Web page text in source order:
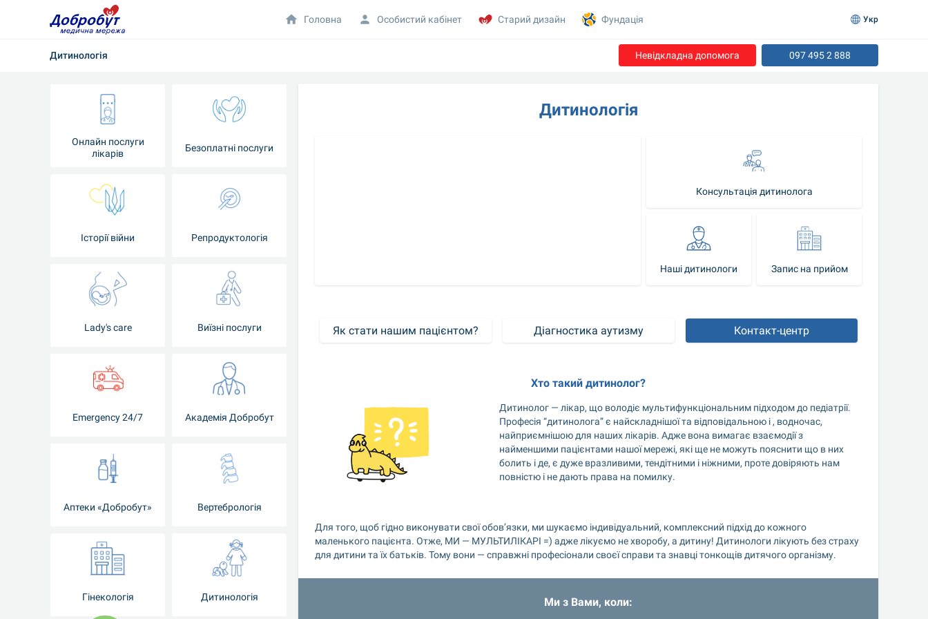
Дитинологія Невідкладна допомога 097 495 2 888
Онлайн послуги
лікарів
Безоплатні послуги
Історії війни Репродуктологія
Lady's care Виїзні послуги
Emergency 24/7 Академія Добробут
Аптеки «Добробут» Вертебрологія
Гінекологія Дитинологія
Дитинологія
Консультація дитинолога
Наші дитинологи Запис на прийом
Як стати нашим пацієнтом? Діагностика аутизму Контакт-центр
Хто такий дитинолог?
Дитинолог — лікар, що володіє мультифункціональним підходом до педіатрії.
Професія “дитинолога” є найскладнішої та відповідальною і , водночас,
найприємнішою для наших лікарів. Адже вона вимагає взаємодії з
найменшими пацієнтами нашої мережі, які ще не можуть пояснити що в них
болить і де, є дуже вразливими, тендітними і ніжними, проте довіряють нам
повністю і не дають права на помилку.
Для того, щоб гідно виконувати свої обов’язки, ми шукаємо індивідуальний, комплексний підхід до кожного
маленького пацієнта. Отже, МИ — МУЛЬТИЛІКАРІ =) адже лікуємо не хворобу, а дитину! Дитинологи лікують без страху
для дитини та їх батьків. Тому вони — справжні професіонали своєї справи та знавці тонкощів дитячого організму.
Ми з Вами, коли:
Головна Особистий кабінет Старий дизайн Фундація Укр